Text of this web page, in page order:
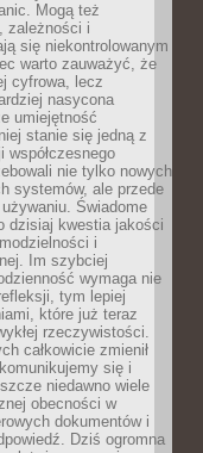
Mogą też
zależności i
się niekontrolowanym
warto zauważyć, że
cyfrowa, lecz
nasycona
umiejętność
stanie się jedną z
współczesnego
nie tylko nowych
systemów, ale przede
Świadome
dzisiaj kwestia jakości
i
Im szybciej
wymaga nie
tym lepiej
które już teraz
rzeczywistości.
całkowicie zmienił
się i
niedawno wiele
obecności w
dokumentów i
Dziś ogromna